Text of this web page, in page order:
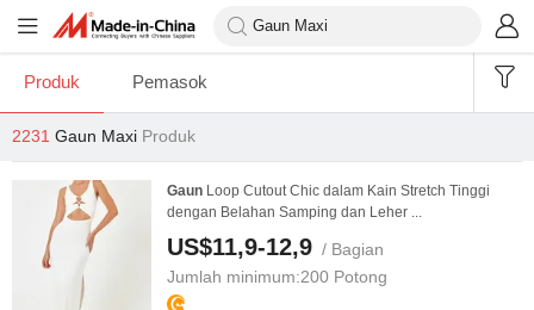
Produk Pemasok
2231 Gaun Maxi Produk
Gaun Loop Cutout Chic dalam Kain Stretch Tinggi
dengan Belahan Samping dan Leher ...
US$11,9-12,9 / Bagian
Jumlah minimum:200 Potong